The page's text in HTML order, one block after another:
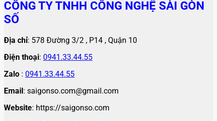
CÔNG TY TNHH CÔNG NGHỆ SÀI GÒN
SỐ
Địa chỉ: 578 Đường 3/2 , P14 , Quận 10
Điện thoại: 0941.33.44.55
Zalo : 0941.33.44.55
Email: saigonso.com@gmail.com
Website: https://saigonso.com